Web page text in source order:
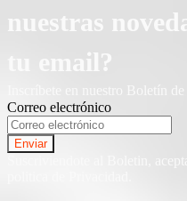
nuestras
tu email?
Inscríbete en nuestro Boletín
Correo electrónico
Suscriviendote al Boletin,